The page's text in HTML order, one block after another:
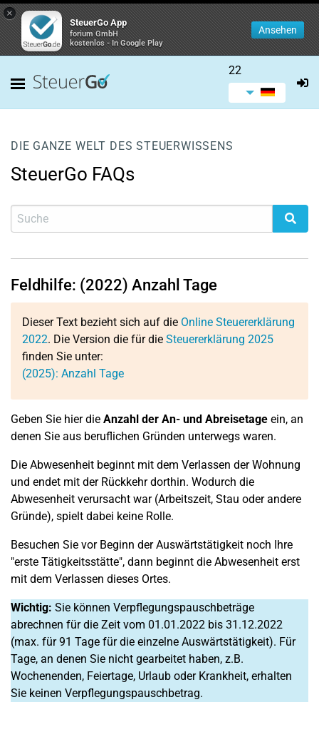
×
SteuerGo App
forium GmbH
kostenlos - In Google Play
Ansehen
22
DIE GANZE WELT DES STEUERWISSENS
SteuerGo FAQs
Feldhilfe: (2022) Anzahl Tage
Dieser Text bezieht sich auf die Online Steuererklärung
2022. Die Version die für die Steuererklärung 2025
finden Sie unter:
(2025): Anzahl Tage
Geben Sie hier die Anzahl der An- und Abreisetage ein, an
denen Sie aus beruflichen Gründen unterwegs waren.
Die Abwesenheit beginnt mit dem Verlassen der Wohnung
und endet mit der Rückkehr dorthin. Wodurch die
Abwesenheit verursacht war (Arbeitszeit, Stau oder andere
Gründe), spielt dabei keine Rolle.
Besuchen Sie vor Beginn der Auswärtstätigkeit noch Ihre
"erste Tätigkeitsstätte", dann beginnt die Abwesenheit erst
mit dem Verlassen dieses Ortes.
Wichtig: Sie können Verpflegungspauschbeträge
abrechnen für die Zeit vom 01.01.2022 bis 31.12.2022
(max. für 91 Tage für die einzelne Auswärtstätigkeit). Für
Tage, an denen Sie nicht gearbeitet haben, z.B.
Wochenenden, Feiertage, Urlaub oder Krankheit, erhalten
Sie keinen Verpflegungspauschbetrag.